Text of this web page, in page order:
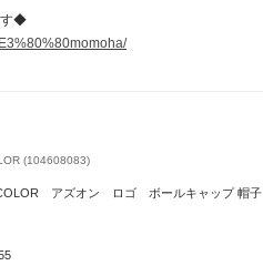
す◆
(104608083)
アズオン ロゴ ボールキャップ 帽子